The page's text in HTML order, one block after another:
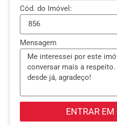
Cód. do Imóvel:
Mensagem
ENTRAR EM